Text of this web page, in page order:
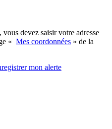
devez saisir votre adresse
« Mes coordonnées » de la
mon alerte